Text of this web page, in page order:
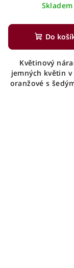
Skladem
Do
Květinový
jemných květin v
oranžové s